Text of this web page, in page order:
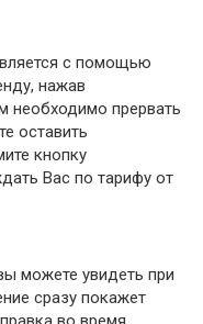
с помощью
нажав
необходимо прервать
оставить
кнопку
Вас по тарифу от
можете увидеть при
сразу покажет